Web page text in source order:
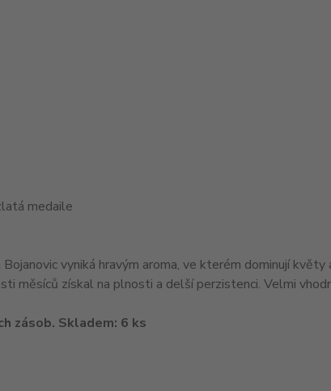
medaile
vyniká hravým aroma, ve kterém dominují květy
měsíců získal na plnosti a delší perzistenci. Velmi
zásob. Skladem: 6 ks